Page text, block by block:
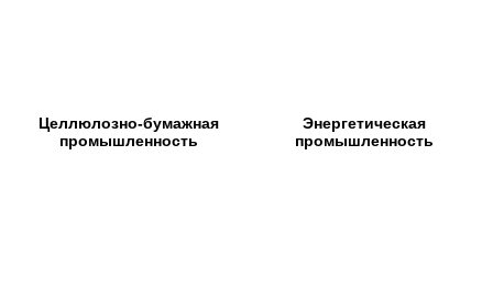
Целлюлозно-бумажная
промышленность
Энергетическая
промышленность